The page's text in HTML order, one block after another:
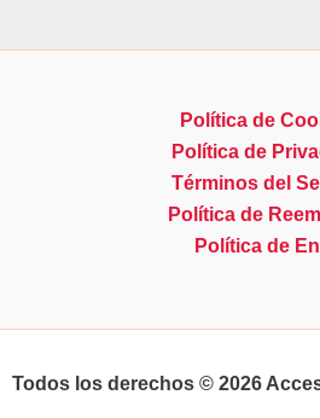
Política de
Política de
Términos del
Política de
Política de
Todos los derechos © 2026